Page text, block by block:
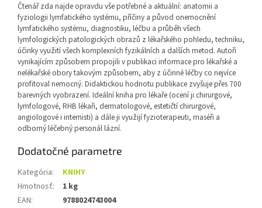
Čtenář zda najde opravdu vše potřebné a aktuální: anatomii a
fyziologii lymfatického systému, příčiny a původ onemocnění
lymfatického systému, diagnostiku, léčbu a průběh všech
lymfologických patologických obrazů z lékařského pohledu, techniku,
účinky využití všech komplexních fyzikálních a dalších metod. Autoři
vynikajícím způsobem propojili v publikaci informace pro lékařské a
nelékařské obory takovým způsobem, aby z účinné léčby co nejvíce
profitoval nemocný. Didaktickou hodnotu publikace zvyšuje přes 700
barevných vyobrazení. Ideální kniha pro lékaře (ocení ji chirurgové,
lymfologové, RHB lékaři, dermatologové, estetičtí chirurgové,
angiologové i internisti) a dále ji využijí fyzioterapeuti, maséři a
odborný léčebný personál lázní.
Dodatočné parametre
Kategória:
KNIHY
Hmotnosť:
1 kg
EAN:
9788024743004